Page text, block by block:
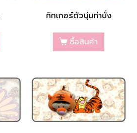
ทิกเกอร์ตัวนุ่มท่านั่ง
ซื้อสินค้า